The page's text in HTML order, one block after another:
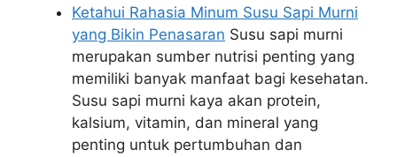
Ketahui Rahasia Minum Susu Sapi Murni
yang Bikin Penasaran Susu sapi murni
merupakan sumber nutrisi penting yang
memiliki banyak manfaat bagi kesehatan.
Susu sapi murni kaya akan protein,
kalsium, vitamin, dan mineral yang
penting untuk pertumbuhan dan